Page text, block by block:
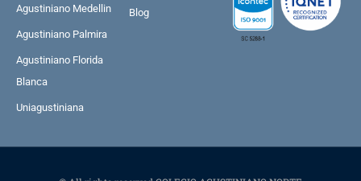
Agustiniano Medellin
Agustiniano Palmira
Agustiniano Florida
Blanca
Uniagustiniana
Blog